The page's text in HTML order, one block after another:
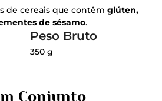
de cereais que contêmglúten,
de sésamo.
Peso Bruto
350 g